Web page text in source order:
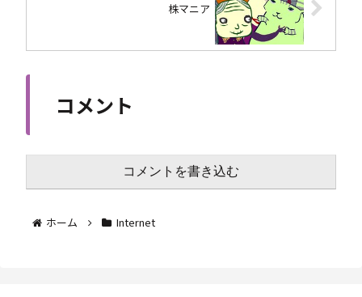
株マニア
コメント
コメントを書き込む
ホーム Internet